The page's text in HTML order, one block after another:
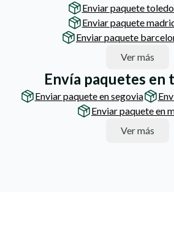
Enviar paquete
Enviar paquete
Enviar paquete
Ver más
Envía paquetes en
Enviar paquete en segovia
Enviar paquete en
Ver más